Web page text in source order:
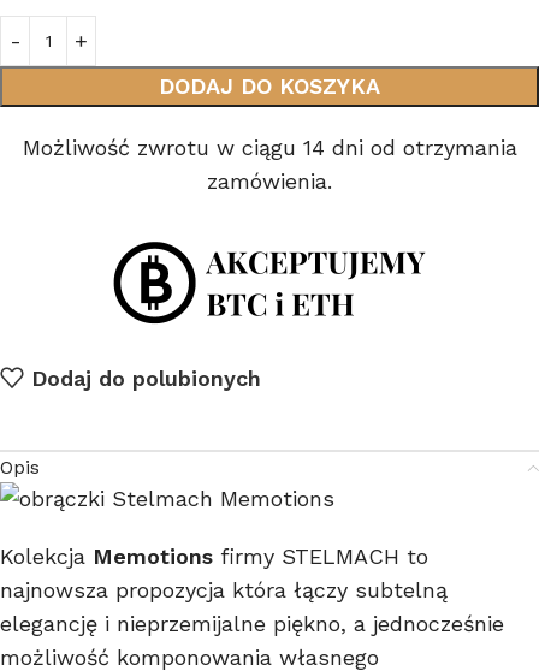
DODAJ DO KOSZYKA
Możliwość zwrotu w ciągu 14 dni od otrzymania
zamówienia.
Dodaj do polubionych
Opis
Kolekcja Memotions firmy STELMACH to
najnowsza propozycja która łączy subtelną
elegancję i nieprzemijalne piękno, a jednocześnie
możliwość komponowania własnego